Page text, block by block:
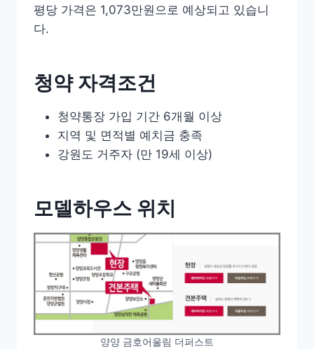
평당 가격은 1,073만원으로 예상되고 있습니
다.
청약 자격조건
청약통장 가입 기간 6개월 이상
지역 및 면적별 예치금 충족
강원도 거주자 (만 19세 이상)
모델하우스 위치
양양 금호어울림 더퍼스트